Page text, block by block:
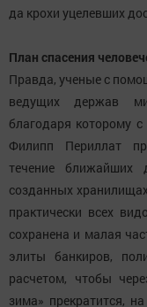
да крохи уцелевших
План спасения
Правда, ученые с
ведущих держав
благодаря которому
Филипп Периллат
течение ближайших
созданных
практически всех
сохранена и малая
элиты банкиров,
расчетом, чтобы
зима» прекратится,